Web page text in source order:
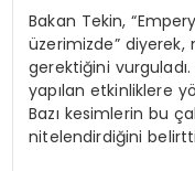
Bakan Tekin,
üzerimizde” diyerek,
gerektiğini
yapılan etkinliklere
Bazı kesimlerin bu
nitelendirdiğini